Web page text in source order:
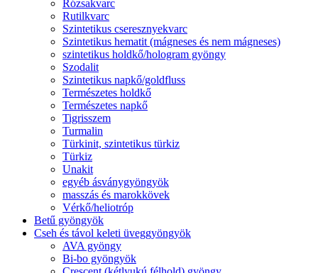
Rózsakvarc
Rutilkvarc
Szintetikus cseresznyekvarc
Szintetikus hematit (mágneses és nem mágneses)
szintetikus holdkő/hologram gyöngy
Szodalit
Szintetikus napkő/goldfluss
Természetes holdkő
Természetes napkő
Tigrisszem
Turmalin
Türkinit, szintetikus türkiz
Türkiz
Unakit
egyéb ásványgyöngyök
masszás és marokkövek
Vérkő/heliotróp
Betű gyöngyök
Cseh és távol keleti üveggyöngyök
AVA gyöngy
Bi-bo gyöngyök